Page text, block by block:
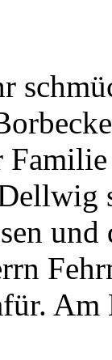
Familie
und